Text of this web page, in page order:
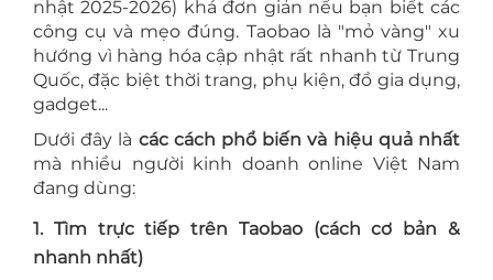
nhật 2025-2026) khá đơn giản nếu bạn biết các
công cụ và mẹo đúng. Taobao là "mỏ vàng" xu
hướng vì hàng hóa cập nhật rất nhanh từ Trung
Quốc, đặc biệt thời trang, phụ kiện, đồ gia dụng,
gadget...
Dưới đây là các cách phổ biến và hiệu quả nhất
mà nhiều người kinh doanh online Việt Nam
đang dùng:
1. Tìm trực tiếp trên Taobao (cách cơ bản &
nhanh nhất)